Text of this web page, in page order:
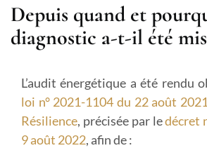
Depuis quand et
diagnostic a-t-il été
L’audit énergétique a été rendu
loi n° 2021-1104 du 22 août
Résilience, précisée par ledécret
9 août 2022, afin de :